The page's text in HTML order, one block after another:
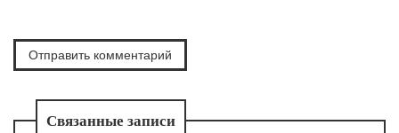
Связанные записи